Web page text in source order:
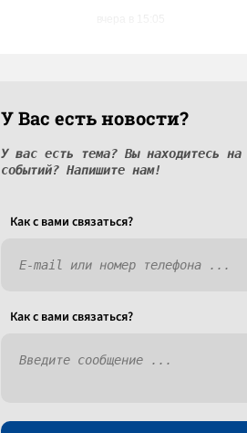
У Вас есть новости?
У вас есть тема? Вы находитесь на
событий? Напишите нам!
Как c вами связаться?
Как c вами связаться?